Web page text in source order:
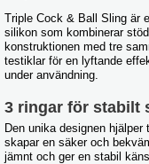
Triple Cock & Ball Sling är
silikon som kombinerar
konstruktionen med tre
testiklar för en lyftande
under användning.
3 ringar för stabilt
Den unika designen
skapar en säker och
jämnt och ger en stabil